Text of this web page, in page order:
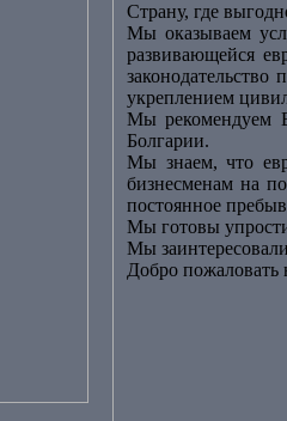
Страну, где
Мы оказываем
развивающейся
укреплением
Мы рекомендуем
Болгарии.
Мы знаем, что
бизнесменам на
постоянное
Мы готовы
Мы
Добро пожаловать